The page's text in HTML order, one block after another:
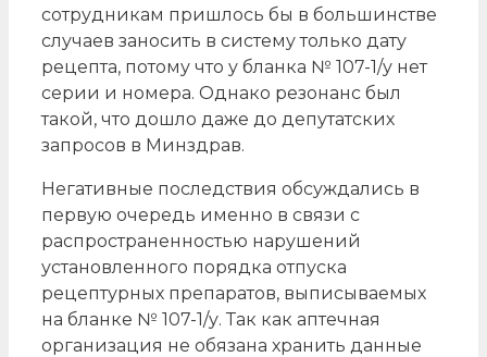
сотрудникам пришлось бы в большинстве
случаев заносить в систему только дату
рецепта, потому что у бланка № 107-1/у нет
серии и номера. Однако резонанс был
такой, что дошло даже до депутатских
запросов в Минздрав.
Негативные последствия обсуждались в
первую очередь именно в связи с
распространенностью нарушений
установленного порядка отпуска
рецептурных препаратов, выписываемых
на бланке № 107-1/у. Так как аптечная
организация не обязана хранить данные